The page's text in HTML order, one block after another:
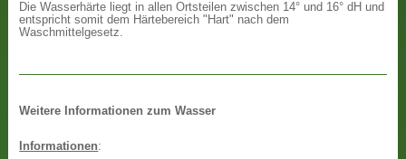
Die Wasserhärte liegt in allen Ortsteilen zwischen 14° und 16° dH und
entspricht somit dem Härtebereich "Hart" nach dem
Waschmittelgesetz.
Weitere Informationen zum Wasser
Informationen: